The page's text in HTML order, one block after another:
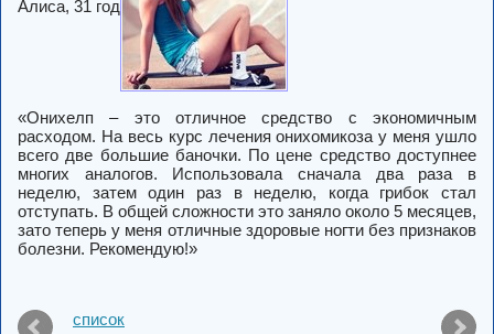
Алиса, 31 год
«Онихелп – это отличное средство с экономичным
расходом. На весь курс лечения онихомикоза у меня ушло
всего две большие баночки. По цене средство доступнее
многих аналогов. Использовала сначала два раза в
неделю, затем один раз в неделю, когда грибок стал
отступать. В общей сложности это заняло около 5 месяцев,
зато теперь у меня отличные здоровые ногти без признаков
болезни. Рекомендую!»
список